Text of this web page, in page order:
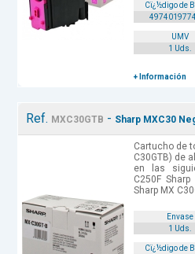
Cï¿½digo de
UMV
1 Uds.
+ Información
Ref. MXC30GTB - Sharp MXC30
Cartucho de
C30GTB) de
en las
C250F
Sharp MX
Envase
1 Uds.
Cï¿½digo de